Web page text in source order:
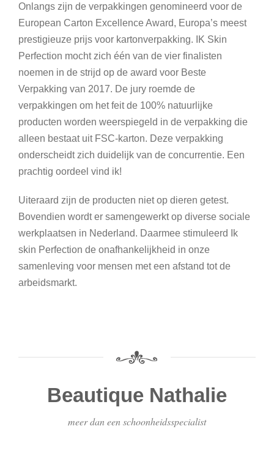
Onlangs zijn de verpakkingen genomineerd voor de
European Carton Excellence Award, Europa’s meest
prestigieuze prijs voor kartonverpakking. IK Skin
Perfection mocht zich één van de vier finalisten
noemen in de strijd op de award voor Beste
Verpakking van 2017. De jury roemde de
verpakkingen om het feit de 100% natuurlijke
producten worden weerspiegeld in de verpakking die
alleen bestaat uit FSC-karton. Deze verpakking
onderscheidt zich duidelijk van de concurrentie. Een
prachtig oordeel vind ik!
Uiteraard zijn de producten niet op dieren getest.
Bovendien wordt er samengewerkt op diverse sociale
werkplaatsen in Nederland. Daarmee stimuleerd Ik
skin Perfection de onafhankelijkheid in onze
samenleving voor mensen met een afstand tot de
arbeidsmarkt.
Beautique Nathalie
meer dan een schoonheidsspecialist